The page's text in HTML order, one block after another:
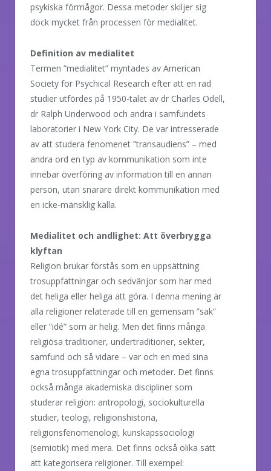
psykiska förmågor. Dessa metoder skiljer sig
dock mycket från processen för medialitet.
Definition av medialitet
Termen ”medialitet” myntades av American
Society for Psychical Research efter att en rad
studier utfördes på 1950-talet av dr Charles Odell,
dr Ralph Underwood och andra i samfundets
laboratorier i New York City. De var intresserade
av att studera fenomenet ”transaudiens” – med
andra ord en typ av kommunikation som inte
innebar överföring av information till en annan
person, utan snarare direkt kommunikation med
en icke-mänsklig källa.
Medialitet och andlighet: Att överbrygga
klyftan
Religion brukar förstås som en uppsättning
trosuppfattningar och sedvänjor som har med
det heliga eller heliga att göra. I denna mening är
alla religioner relaterade till en gemensam ”sak”
eller ”idé” som är helig. Men det finns många
religiösa traditioner, undertraditioner, sekter,
samfund och så vidare – var och en med sina
egna trosuppfattningar och metoder. Det finns
också många akademiska discipliner som
studerar religion: antropologi, sociokulturella
studier, teologi, religionshistoria,
religionsfenomenologi, kunskapssociologi
(semiotik) med mera. Det finns också olika sätt
att kategorisera religioner. Till exempel: